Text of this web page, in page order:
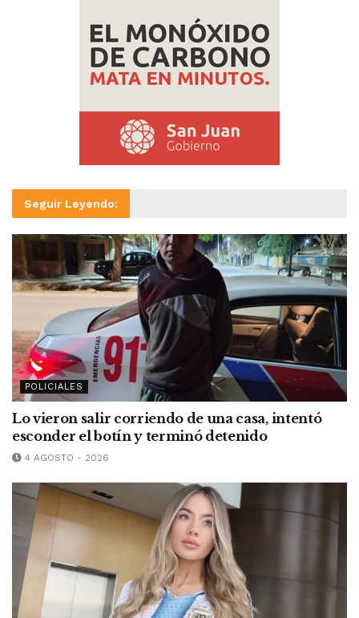
Seguir Leyendo:
POLICIALES
Lo vieron salir corriendo de una casa, intentó
esconder el botín y terminó detenido
4 AGOSTO - 2026